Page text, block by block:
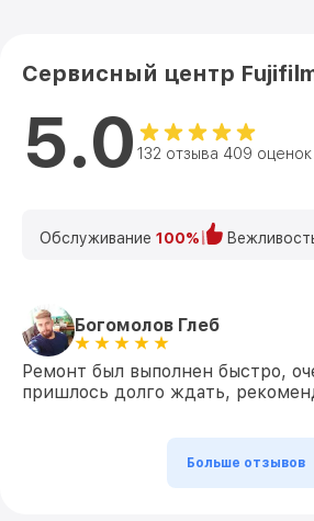
Сервисный центр
5.0 132 отзыва 409 оценок
Обслуживание 100%
Богомолов Глеб
Ремонт был выполнен быстро,
пришлось долго ждать,
Больше отзывов